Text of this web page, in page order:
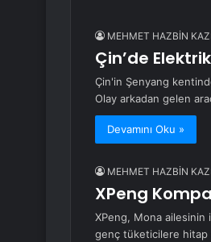
MEHMET HAZBİN
Çin’de
Çin'in Şenyang
Olay arkadan gelen
Devamını Oku »
MEHMET HAZBİN
XPeng
XPeng, Mona ailesinin
genç tüketicilere